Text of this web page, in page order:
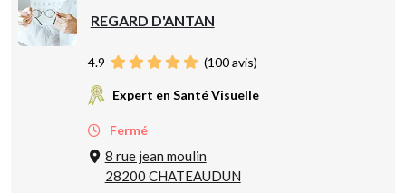
REGARD D'ANTAN
4.9 (100avis)
Expert en Santé Visuelle
Fermé
8 rue jean moulin
28200 CHATEAUDUN